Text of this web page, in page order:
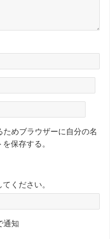
めブラウザーに自分の名
保存する。
ください。
通知